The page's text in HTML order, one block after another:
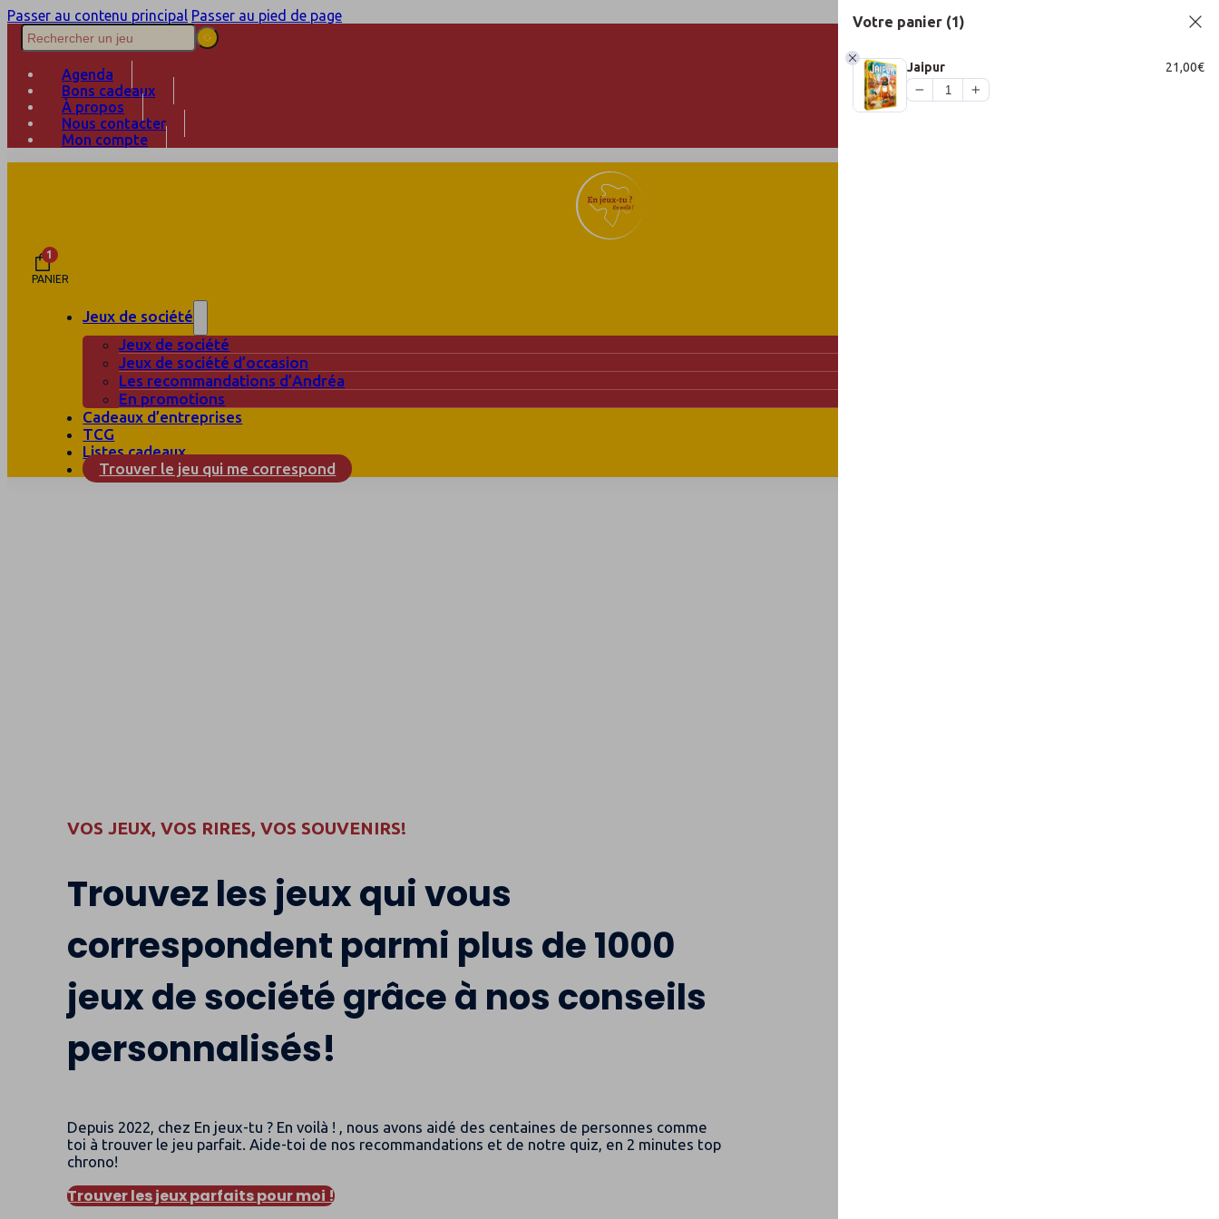
Passer au contenu principal Passer au pied de page
Agenda
Bons cadeaux
À propos
Nous contacter
Mon compte
1
PANIER
Jeux de société
Jeux de société
Jeux de société d’occasion
Les recommandations d’Andréa
En promotions
Cadeaux d’entreprises
TCG
Listes cadeaux
Trouver le jeu qui me correspond
VOS JEUX, VOS RIRES, VOS SOUVENIRS!
Trouvez les jeux qui vous
correspondent parmi plus de 1000
jeux de société grâce à nos conseils
personnalisés!
Depuis 2022, chez En jeux-tu ? En voilà ! , nous avons aidé des centaines de personnes comme
toi à trouver le jeu parfait. Aide-toi de nos recommandations et de notre quiz, en 2 minutes top
chrono!
Trouver les jeux parfaits pour moi !
Votre panier (1)
Jaipur 21,00€